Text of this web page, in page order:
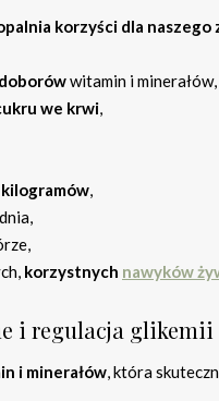
korzyści dla naszego
witamin i minerałów,
we krwi,
,
korzystnych nawyków
i regulacja glikemii
i minerałów, która